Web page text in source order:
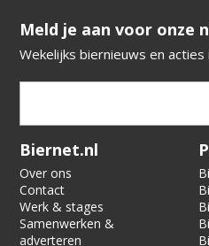
​​​​​​​Meld je aan voor onze
Wekelijks biernieuws en acties
Verification code:
Biernet.nl
Over ons
Contact
Werk & stages
Samenwerken &
adverteren